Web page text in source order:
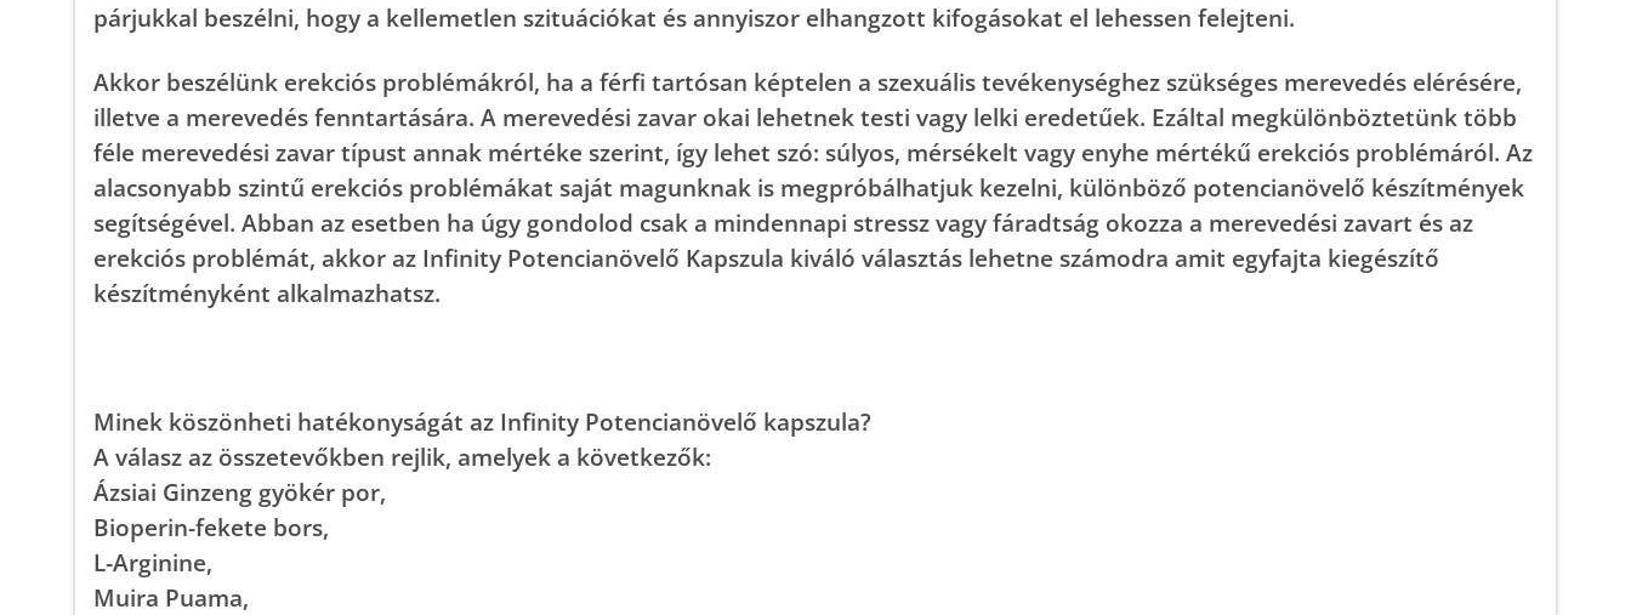
párjukkal beszélni, hogy a kellemetlen szituációkat és annyiszor elhangzott kifogásokat el lehessen felejteni.
Akkor beszélünk erekciós problémákról, ha a férfi tartósan képtelen a szexuális tevékenységhez szükséges merevedés elérésére,
illetve a merevedés fenntartására. A merevedési zavar okai lehetnek testi vagy lelki eredetűek. Ezáltal megkülönböztetünk több
féle merevedési zavar típust annak mértéke szerint, így lehet szó: súlyos, mérsékelt vagy enyhe mértékű erekciós problémáról. Az
alacsonyabb szintű erekciós problémákat saját magunknak is megpróbálhatjuk kezelni, különböző potencianövelő készítmények
segítségével. Abban az esetben ha úgy gondolod csak a mindennapi stressz vagy fáradtság okozza a merevedési zavart és az
erekciós problémát, akkor az Infinity Potencianövelő Kapszula kiváló választás lehetne számodra amit egyfajta kiegészítő
készítményként alkalmazhatsz.
Minek köszönheti hatékonyságát az Infinity Potencianövelő kapszula?
A válasz az összetevőkben rejlik, amelyek a következők:
Ázsiai Ginzeng gyökér por,
Bioperin-fekete bors,
L-Arginine,
Muira Puama,